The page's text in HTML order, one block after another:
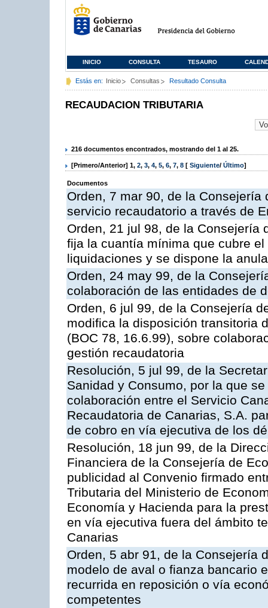
INICIO CONSULTA TESAURO
Estás en: Inicio Consultas Resultado Consulta
RECAUDACION TRIBUTARIA
216 documentos encontrados, mostrando del 1 al 25.
[Primero/Anterior] 1, 2, 3, 4, 5, 6, 7, 8 [ Siguiente/ Último]
Documentos
Orden, 7 mar 90, de la
servicio recaudatorio a través de
Orden, 21 jul 98, de la Consejería
fija la cuantía mínima que cubre
liquidaciones y se dispone la
Orden, 24 may 99, de la
colaboración de las entidades de
Orden, 6 jul 99, de la Consejería
modifica la disposición transitoria
(BOC 78, 16.6.99), sobre
gestión recaudatoria
Resolución, 5 jul 99, de la
Sanidad y Consumo, por la que
colaboración entre el Servicio
Recaudatoria de Canarias, S.A.
de cobro en vía ejecutiva de los
Resolución, 18 jun 99, de la
Financiera de la Consejería de
publicidad al Convenio firmado
Tributaria del Ministerio de
Economía y Hacienda para la
en vía ejecutiva fuera del ámbito
Canarias
Orden, 5 abr 91, de la Consejería
modelo de aval o fianza bancario
recurrida en reposición o vía
competentes